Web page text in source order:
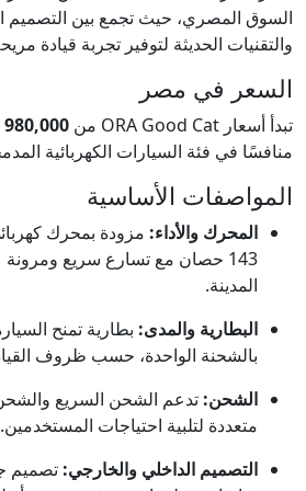
السوق المصري، حيث تجمع بين التصميم
والتقنيات الحديثة لتوفير تجربة قيادة
السعر في مصر
تبدأ أسعار ORA Good Cat من 980,000 جنيه
منافسًا في فئة السيارات الكهربائية
المواصفات الأساسية
المحرك والأداء: مزودة بمحرك
143 حصان مع تسارع سريع ومرونة
المدينة.
البطارية والمدى:
بالشحنة الواحدة، حسب ظروف
الشحن: تدعم الشحن السريع
متعددة لتلبية احتياجات المستخدمين.
التصميم الداخلي والخارجي: تصميم